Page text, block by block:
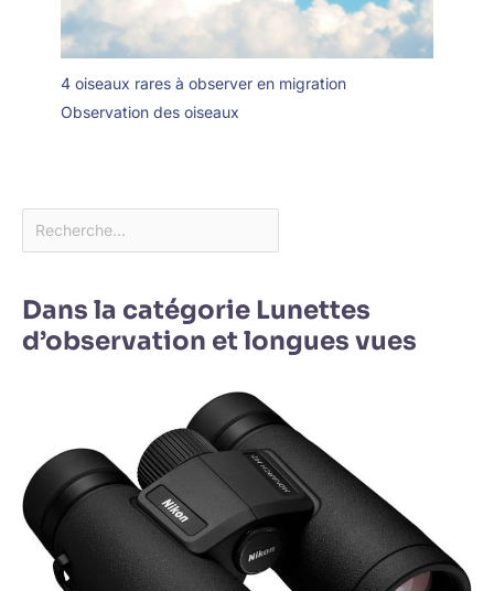
4 oiseaux rares à observer en migration
Observation des oiseaux
Dans la catégorie Lunettes
d’observation et longues vues